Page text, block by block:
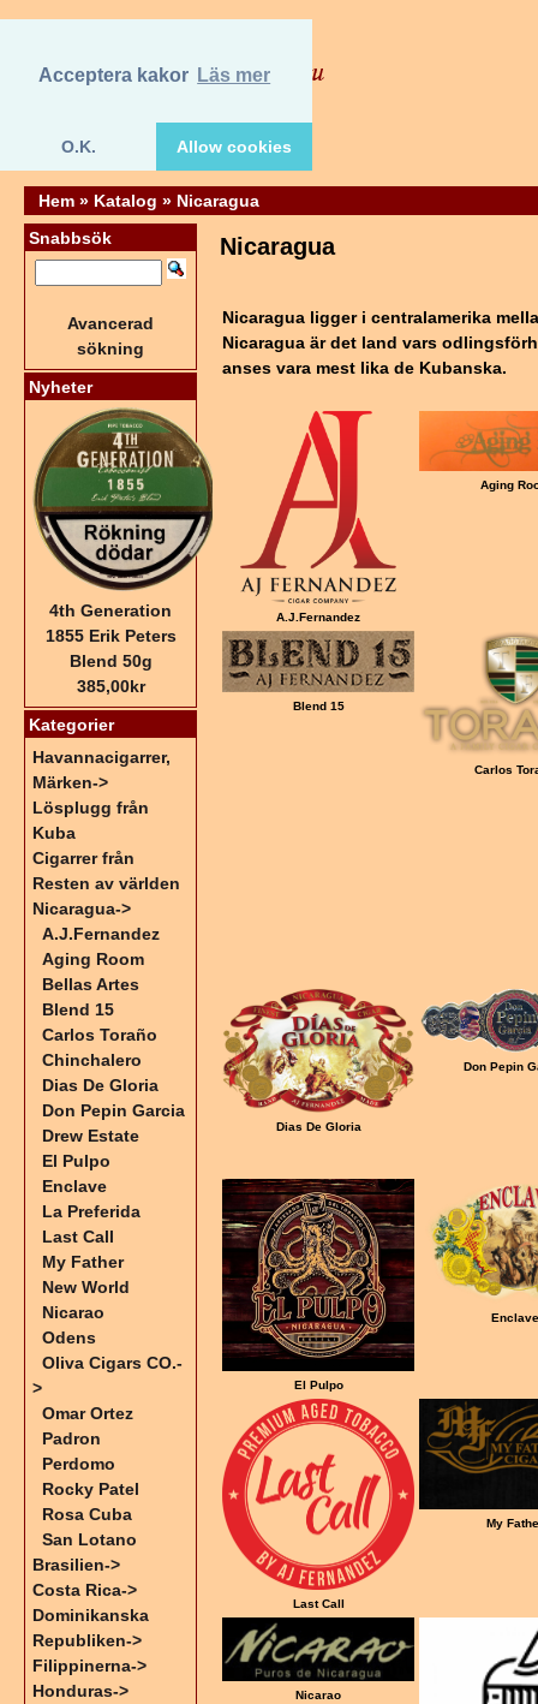
Acceptera kakor Läs mer
O.K. Allow cookies
Hem » Katalog » Nicaragua
Nicaragua
Nicaragua ligger i centralamerika
Nicaragua är det land vars
anses vara mest lika de Kubanska.
A.J.Fernandez
Aging
Blend 15
Carlos
Dias De Gloria
Don Pepin
El Pulpo
Last Call
My
Nicarao
Snabbsök
Avancerad
sökning
Nyheter
4th Generation
1855 Erik Peters
Blend 50g
385,00kr
Kategorier
Havannacigarrer,
Märken->
Lösplugg från
Kuba
Cigarrer från
Resten av världen
Nicaragua->
A.J.Fernandez
Aging Room
Bellas Artes
Blend 15
Carlos Toraño
Chinchalero
Dias De Gloria
Don Pepin Garcia
Drew Estate
El Pulpo
Enclave
La Preferida
Last Call
My Father
New World
Nicarao
Odens
Oliva Cigars CO.-
>
Omar Ortez
Padron
Perdomo
Rocky Patel
Rosa Cuba
San Lotano
Brasilien->
Costa Rica->
Dominikanska
Republiken->
Filippinerna->
Honduras->